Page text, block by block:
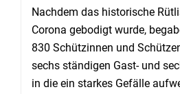
Nachdem das historische
Corona gebodigt wurde,
830 Schützinnen und
sechs ständigen Gast- und
in die ein starkes Gefälle